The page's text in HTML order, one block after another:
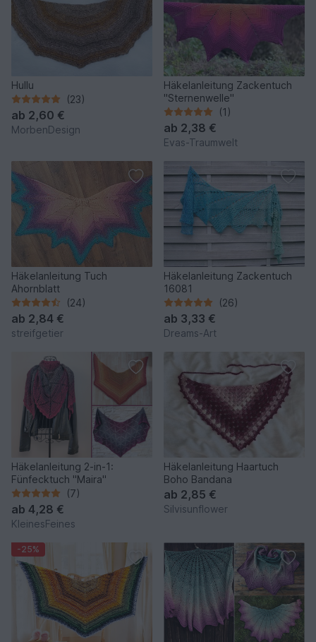
Hullu
(23)
ab 2,60 €
MorbenDesign
Häkelanleitung Zackentuch
"Sternenwelle"
(1)
ab 2,38 €
Evas-Traumwelt
Häkelanleitung Tuch
Ahornblatt
(24)
ab 2,84 €
streifgetier
Häkelanleitung Zackentuch
16081
(26)
ab 3,33 €
Dreams-Art
Häkelanleitung 2-in-1:
Fünfecktuch "Maira"
(7)
ab 4,28 €
KleinesFeines
Häkelanleitung Haartuch
Boho Bandana
ab 2,85 €
Silvisunflower
-25%